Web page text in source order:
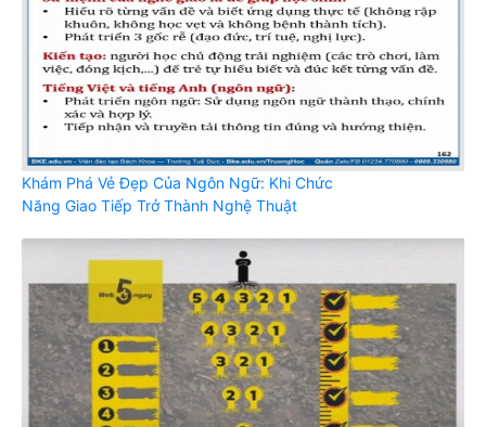
Khám Phá Vẻ Đẹp Của Ngôn Ngữ: Khi Chức
Năng Giao Tiếp Trở Thành Nghệ Thuật